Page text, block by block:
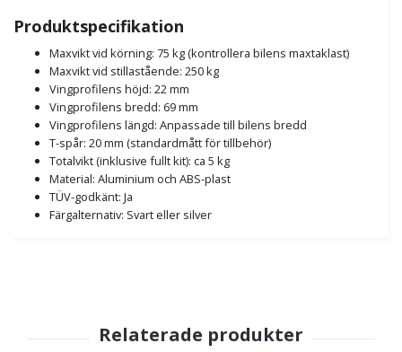
Produktspecifikation
Maxvikt vid körning: 75 kg (kontrollera bilens maxtaklast)
Maxvikt vid stillastående: 250 kg
Vingprofilens höjd: 22 mm
Vingprofilens bredd: 69 mm
Vingprofilens längd: Anpassade till bilens bredd
T-spår: 20 mm (standardmått för tillbehör)
Totalvikt (inklusive fullt kit): ca 5 kg
Material: Aluminium och ABS-plast
TÜV-godkänt: Ja
Färgalternativ: Svart eller silver